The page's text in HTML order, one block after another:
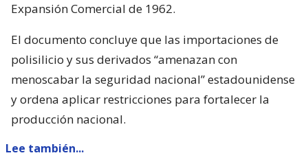
Expansión Comercial de 1962.
El documento concluye que las importaciones de
polisilicio y sus derivados “amenazan con
menoscabar la seguridad nacional” estadounidense
y ordena aplicar restricciones para fortalecer la
producción nacional.
Lee también...